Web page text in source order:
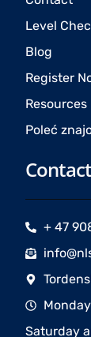
Level
Blog
Register
Resources
Poleć
Contact
+ 47
Saturday